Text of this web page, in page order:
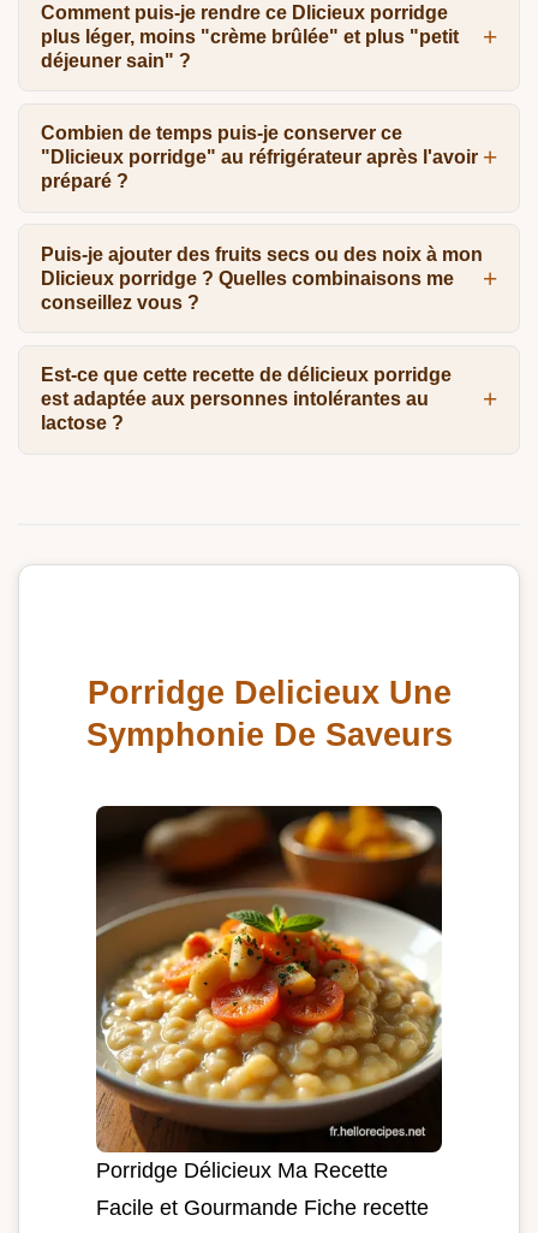
Comment puis-je rendre ce Dlicieux porridge
plus léger, moins "crème brûlée" et plus "petit
déjeuner sain" ?
Combien de temps puis-je conserver ce
"Dlicieux porridge" au réfrigérateur après l'avoir
préparé ?
Puis-je ajouter des fruits secs ou des noix à mon
Dlicieux porridge ? Quelles combinaisons me
conseillez vous ?
Est-ce que cette recette de délicieux porridge
est adaptée aux personnes intolérantes au
lactose ?
Porridge Delicieux Une
Symphonie De Saveurs
Porridge Délicieux Ma Recette
Facile et Gourmande Fiche recette